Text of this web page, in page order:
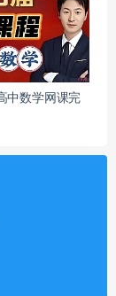
中数学网课完